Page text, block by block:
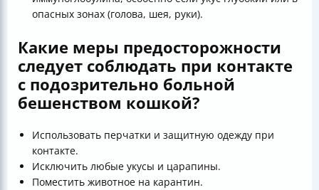
опасных зонах (голова, шея, руки).
Какие меры предосторожности
следует соблюдать при контакте
с подозрительно больной
бешенством кошкой?
Использовать перчатки и защитную одежду при
контакте.
Исключить любые укусы и царапины.
Поместить животное на карантин.